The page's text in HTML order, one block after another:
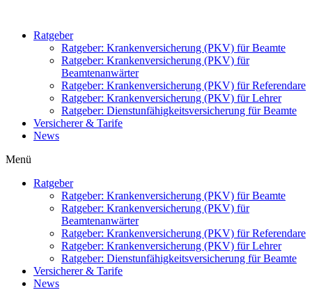
springenRatgeber
Ratgeber: Krankenversicherung (PKV) für Beamte
Ratgeber: Krankenversicherung (PKV) für
Beamtenanwärter
Ratgeber: Krankenversicherung (PKV) für Referendare
Ratgeber: Krankenversicherung (PKV) für Lehrer
Ratgeber: Dienstunfähigkeitsversicherung für Beamte
Versicherer & Tarife
News
Menü
Ratgeber
Ratgeber: Krankenversicherung (PKV) für Beamte
Ratgeber: Krankenversicherung (PKV) für
Beamtenanwärter
Ratgeber: Krankenversicherung (PKV) für Referendare
Ratgeber: Krankenversicherung (PKV) für Lehrer
Ratgeber: Dienstunfähigkeitsversicherung für Beamte
Versicherer & Tarife
News